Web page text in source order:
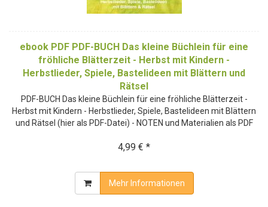
ebook PDF PDF-BUCH Das kleine Büchlein für eine
fröhliche Blätterzeit - Herbst mit Kindern -
Herbstlieder, Spiele, Bastelideen mit Blättern und
Rätsel
PDF-BUCH Das kleine Büchlein für eine fröhliche Blätterzeit -
Herbst mit Kindern - Herbstlieder, Spiele, Bastelideen mit Blättern
und Rätsel (hier als PDF-Datei) - NOTEN und Materialien als PDF
4,99 € *
Mehr Informationen